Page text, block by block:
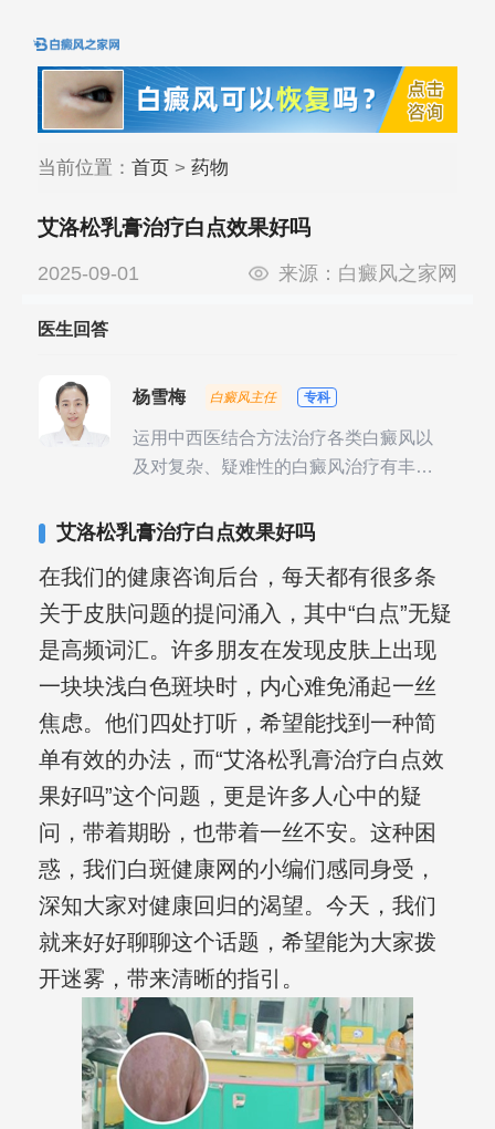
当前位置： 首页> 药物
艾洛松乳膏治疗白点效果好吗
2025-09-01 来源： 白癜风之家网
医生回答
杨雪梅 白癜风主任 专科
运用中西医结合方法治疗各类白癜风以
及对复杂、疑难性的白癜风治疗有丰富
合巩固用药的调理，并对白癜风患者的
导，全方位帮助患者康复。
艾洛松乳膏治疗白点效果好吗
在我们的健康咨询后台，每天都有很多条
关于皮肤问题的提问涌入，其中“白点”无疑
是高频词汇。许多朋友在发现皮肤上出现
一块块浅白色斑块时，内心难免涌起一丝
焦虑。他们四处打听，希望能找到一种简
单有效的办法，而“艾洛松乳膏治疗白点效
果好吗”这个问题，更是许多人心中的疑
问，带着期盼，也带着一丝不安。这种困
惑，我们白斑健康网的小编们感同身受，
深知大家对健康回归的渴望。今天，我们
就来好好聊聊这个话题，希望能为大家拨
开迷雾，带来清晰的指引。